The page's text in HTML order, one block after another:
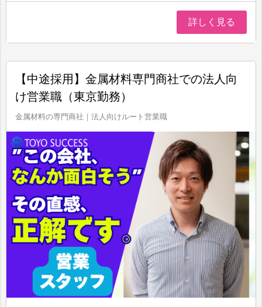
詳しく見る
【中途採用】金属材料専門商社での法人向
け営業職（東京勤務）
金属材料の専門商社｜法人向けルート営業職